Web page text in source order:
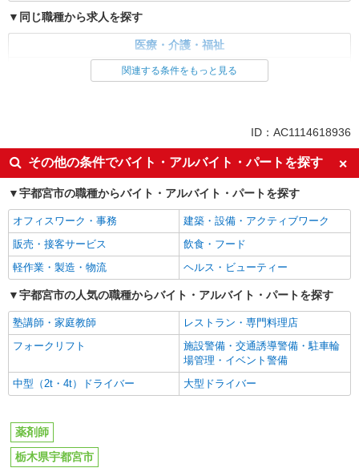
同じ職種から求人を探す
医療・介護・福祉
関連する条件をもっと見る
ID：AC1114618936
その他の条件でバイト・アルバイト・パートを探す
宇都宮市の職種からバイト・アルバイト・パートを探す
オフィスワーク・事務
建築・設備・アクティブワーク
販売・接客サービス
飲食・フード
軽作業・製造・物流
ヘルス・ビューティー
宇都宮市の人気の職種からバイト・アルバイト・パートを探す
塾講師・家庭教師
レストラン・専門料理店
フォークリフト
施設警備・交通誘導警備・駐車輪
場管理・イベント警備
中型（2t・4t）ドライバー
大型ドライバー
薬剤師
栃木県宇都宮市